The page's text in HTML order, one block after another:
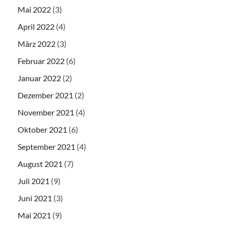
Mai 2022 (3)
April 2022 (4)
März 2022 (3)
Februar 2022 (6)
Januar 2022 (2)
Dezember 2021 (2)
November 2021 (4)
Oktober 2021 (6)
September 2021 (4)
August 2021 (7)
Juli 2021 (9)
Juni 2021 (3)
Mai 2021 (9)